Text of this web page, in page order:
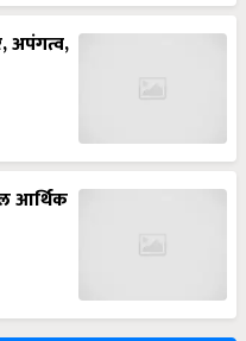
अपंगत्व,
आर्थिक